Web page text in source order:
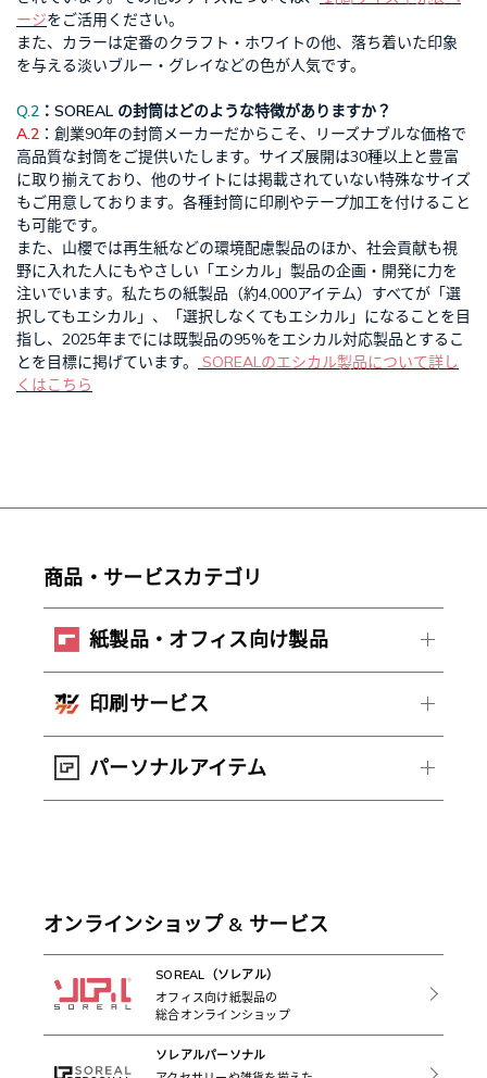
ージをご活用ください。
また、カラーは定番のクラフト・ホワイトの他、落ち着いた印象
を与える淡いブルー・グレイなどの色が人気です。
Q.2 ：SOREAL の封筒はどのような特徴がありますか？
A.2 ：創業90年の封筒メーカーだからこそ、リーズナブルな価格で
高品質な封筒をご提供いたします。サイズ展開は30種以上と豊富
に取り揃えており、他のサイトには掲載されていない特殊なサイズ
もご用意しております。各種封筒に印刷やテープ加工を付けること
も可能です。
また、山櫻では再生紙などの環境配慮製品のほか、社会貢献も視
野に入れた人にもやさしい「エシカル」製品の企画・開発に力を
注いでいます。私たちの紙製品（約4,000アイテム）すべてが「選
択してもエシカル」、「選択しなくてもエシカル」になることを目
指し、2025年までには既製品の95%をエシカル対応製品とするこ
とを目標に掲げています。
SOREALのエシカル製品について詳し
くはこちら
商品・サービスカテゴリ
紙製品・オフィス向け製品
印刷サービス
パーソナルアイテム
オンラインショップ & サービス
SOREAL（ソレアル）
オフィス向け紙製品の
総合オンラインショップ
ソレアルパーソナル